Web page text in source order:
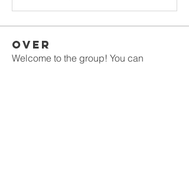
Over
Welcome to the group! You can